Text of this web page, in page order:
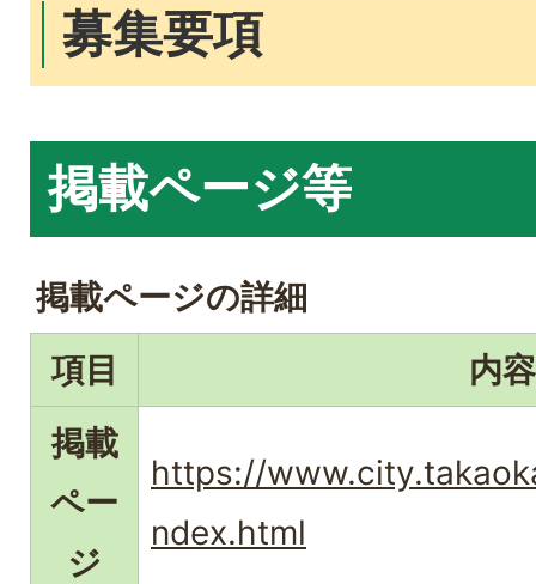
募集要項
掲載ページ等
掲載ページの詳細
項目
内容
掲載
ペー
ジ
https://
ndex.html